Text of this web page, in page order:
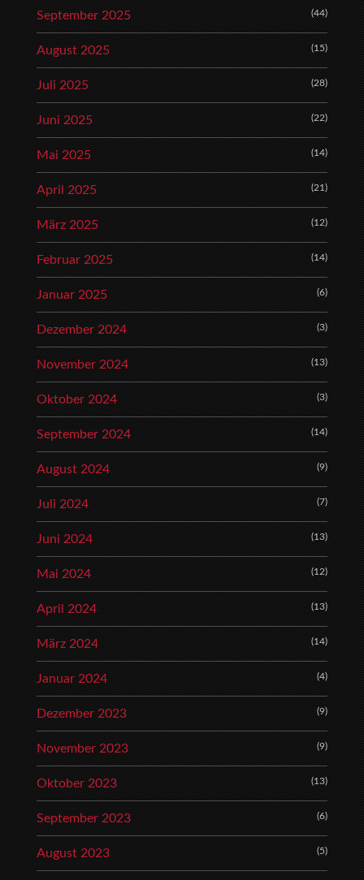
September 2025 (44)
August 2025 (15)
Juli 2025 (28)
Juni 2025 (22)
Mai 2025 (14)
April 2025 (21)
März 2025 (12)
Februar 2025 (14)
Januar 2025 (6)
Dezember 2024 (3)
November 2024 (13)
Oktober 2024 (3)
September 2024 (14)
August 2024 (9)
Juli 2024 (7)
Juni 2024 (13)
Mai 2024 (12)
April 2024 (13)
März 2024 (14)
Januar 2024 (4)
Dezember 2023 (9)
November 2023 (9)
Oktober 2023 (13)
September 2023 (6)
August 2023 (5)